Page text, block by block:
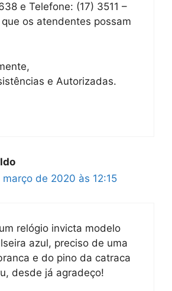
e Telefone: (17) 3511 –
os atendentes possam
e Autorizadas.
março de 2020 às 12:15
relógio invicta modelo
azul, preciso de uma
e do pino da catraca
desde já agradeço!